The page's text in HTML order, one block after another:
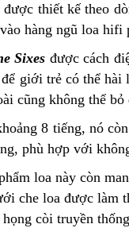
được thiết kế theo
hàng ngũ loa
Sixes được cách
giới trẻ có thể
cũng không thể bỏ
8 tiếng, nó
phù hợp với
loa này còn
che loa được làm
còi truyền